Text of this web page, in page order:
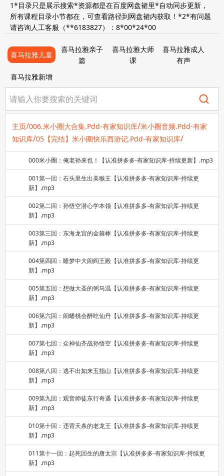
1*目录只是展示搜索*资源都是在百度网盘裙里*自动同步更新，
所有课程目录小节都在，可查看路径到网盘裙内获取！*2*有问题
请咨询人工客服（**6183827）：8*00*24*00
喜马拉雅儿童
喜马拉雅亲子
篇
喜马拉雅大师
课
喜马拉雅成人
有声
喜马拉雅新增
主页/006.米小圈大合集.Pdd-有家知识库/米小圈音频.Pdd-有家
知识库/05【完结】米小圈快乐西游记.Pdd-有家知识库/
000米小圈：俺老孙来也！【认准拼多多-有家知识库-持续更新】.mp3
001第一回：石头里生出美猴王【认准拼多多-有家知识库-持续更
新】.mp3
002第二回：孙悟空潜心学本领【认准拼多多-有家知识库-持续更
新】.mp3
003第三回：东海龙宫的金箍棒【认准拼多多-有家知识库-持续更
新】.mp3
004第四回：睡梦中大闹阎王殿【认准拼多多-有家知识库-持续更
新】.mp3
005第五回：想做大圣的弼马温【认准拼多多-有家知识库-持续更
新】.mp3
006第六回：闹蟠桃会醉吃仙丹【认准拼多多-有家知识库-持续更
新】.mp3
007第七回：众神仙齐战孙悟空【认准拼多多-有家知识库-持续更
新】.mp3
008第八回：逃不出如来五指山【认准拼多多-有家知识库-持续更
新】.mp3
009第九回：观音师徒东行奇遇【认准拼多多-有家知识库-持续更
新】.mp3
010第十回：违背天条的老龙王【认准拼多多-有家知识库-持续更
新】.mp3
011第十一回：起死回生的唐太宗【认准拼多多-有家知识库-持续更
新】.mp3